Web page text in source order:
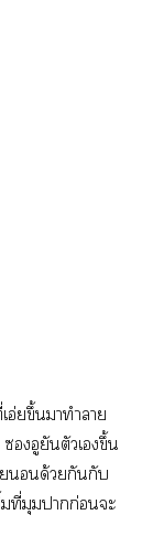
อ่​ึ้​​​
​
ด้​​​
​ี่​​​ก่​​